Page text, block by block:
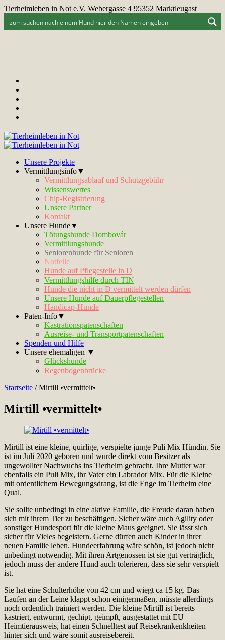
Tierheimleben in Not e.V. Webergasse 4 95352 Marktleugast
Unsere Projekte
Vermittlungsinfo▼
Vermittlungsablauf und Schutzgebühr
Wissenswertes
Chip-Registrierung
Unsere Partner
Kontakt
Unsere Hunde▼
Tötungshunde Dombovár
Vermittlungshunde
Seniorenhunde für Senioren
Notfelle
Hunde auf Pflegestelle in D
Vermittlungshilfe durch TIN
Hunde die nicht in D vermittelt werden dürfen
Unsere Hunde auf Dauerpflegestellen
Handicap-Hunde
Paten-Info▼
Kastrationspatenschaften
Ausreise- und Transportpatenschaften
Spenden und Hilfe
Unsere ehemaligen ▼
Glückshunde
Regenbogenbrücke
Startseite /Mirtill •vermittelt•
Mirtill •vermittelt•
Mirtill ist eine kleine, quirlige, verspielte junge Puli Mix Hündin. Sie
ist im Juli 2020 geboren und wurde direkt vom Besitzer als
ungewollter Nachwuchs ins Tierheim gebracht. Ihre Mutter war
ebenfalls ein Puli Mix, ihr Vater ein Labrador Mix. Für die Kleine
mit ordentlichem Bewegungsdrang, ist die Enge im Tierheim eine
Qual.
Sie sollte unbedingt in eine aktive Familie, die Freude daran haben
sich mit ihrem Tier zu beschäftigen. Sicher wäre auch Agility oder
sonstiger Hundesport für die kleine Maus geeignet. Sie lässt sich
sicher für Vieles begeistern. Gerne dürfen auch Kinder in ihrer
neuen Familie leben. Hundeerfahrung wäre schön, ist jedoch nicht
unbedingt notwendig. Mit ihren Artgenossen ist sie gut verträglich,
jedoch muss der andere Hund auch tolerieren, dass sie sehr verspielt
ist.
Sie hat eine Schulterhöhe von 42 cm und wiegt ca 15 kg. Das
Laufen an der Leine klappt schon einigermaßen, müsste allerdings
noch ordentlich trainiert werden. Die kleine Mirtill ist bereits
kastriert, entwurmt, gechipt, geimpft, ausgestattet mit EU
Heimtierausweis, hat einen Schnelltest auf Reisekrankenkheiten
hinter sich und wäre somit ausreisebereit.